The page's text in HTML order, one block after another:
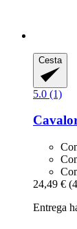
Cesta
5.0 (1)
24,49 €
Entrega